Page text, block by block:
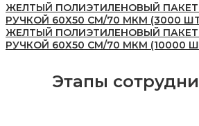
ЖЕЛТЫЙ ПОЛИЭТИЛЕНОВЫЙ
РУЧКОЙ 60Х50 СМ/70 МКМ (3000
ЖЕЛТЫЙ ПОЛИЭТИЛЕНОВЫЙ
РУЧКОЙ 60Х50 СМ/70 МКМ (10000
Этапы